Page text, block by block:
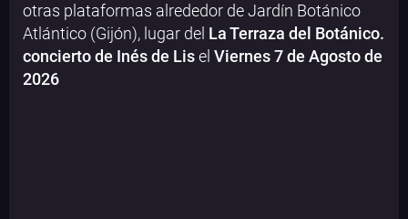
otras plataformas alrededor de Jardín Botánico
Atlántico (Gijón), lugar del La Terraza del Botánico.
concierto de Inés de Lisel Viernes 7 de Agosto de
2026